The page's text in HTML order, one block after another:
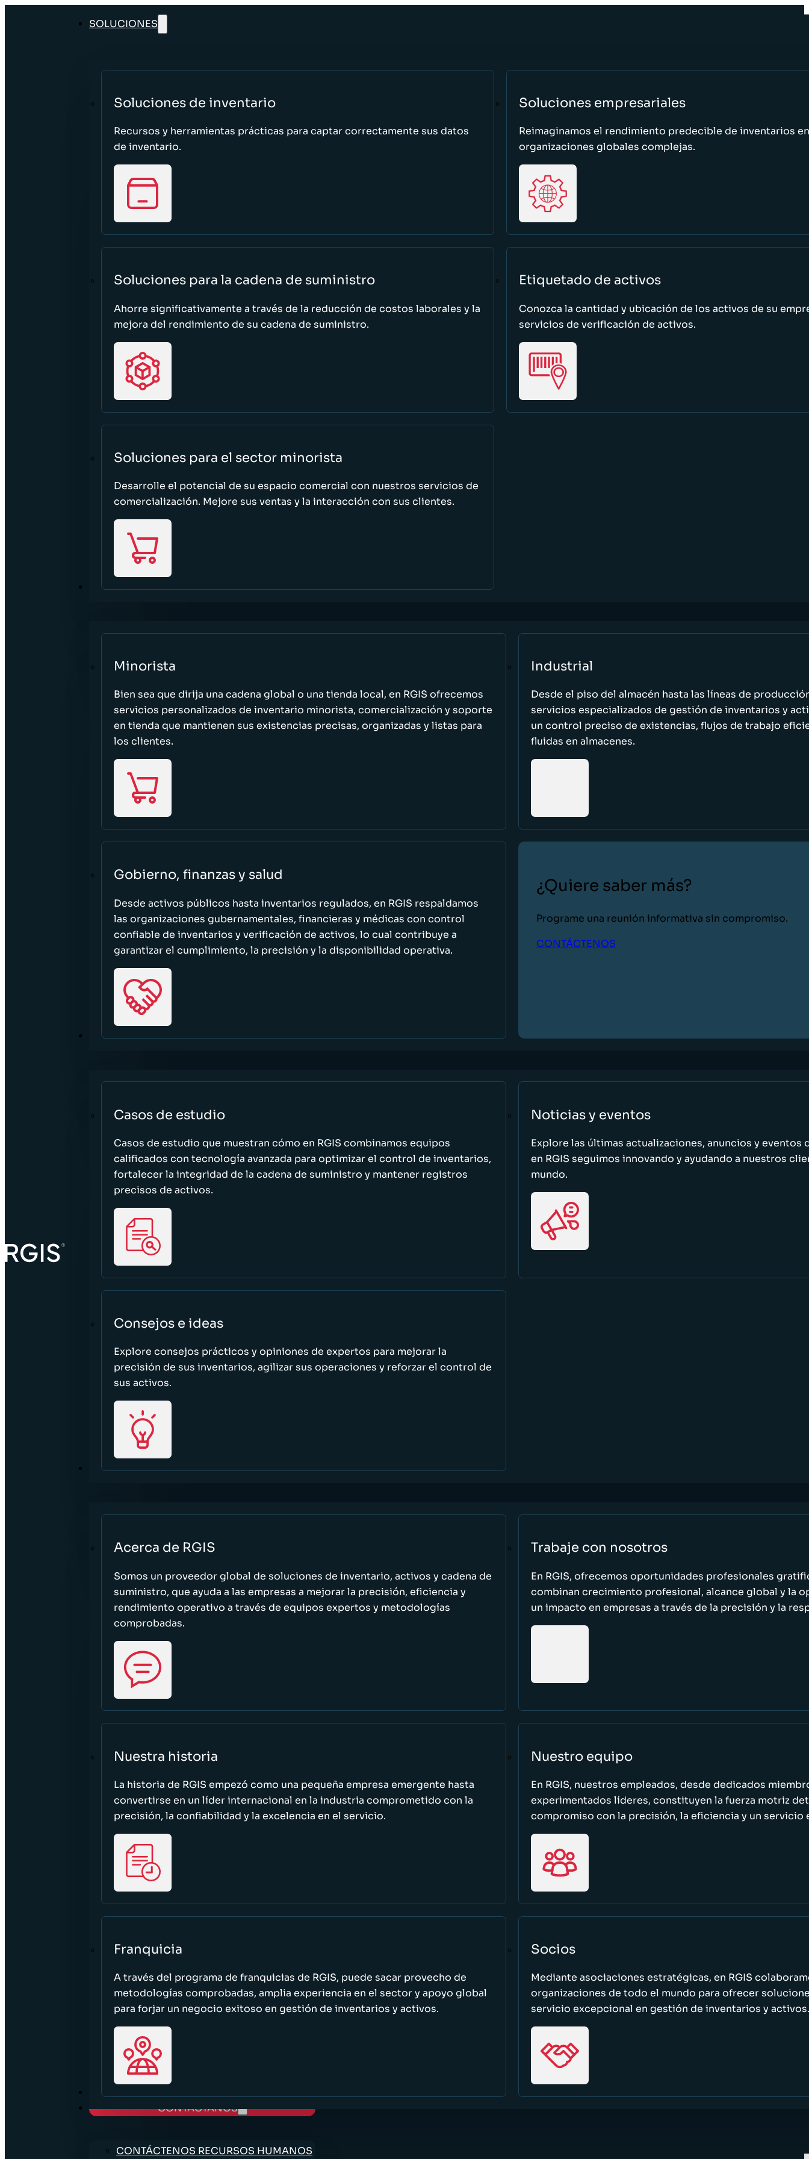
SOLUCIONES
Soluciones de inventario
Recursos y herramientas prácticas para captar correctamente sus datos
de inventario.
Soluciones empresariales
Reimaginamos el rendimiento predecible de inventarios en
organizaciones globales complejas.
Soluciones para la cadena de suministro
Ahorre significativamente a través de la reducción de costos laborales y la
mejora del rendimiento de su cadena de suministro.
Etiquetado de activos
Conozca la cantidad y ubicación de los activos de su
servicios de verificación de activos.
Soluciones para el sector minorista
Desarrolle el potencial de su espacio comercial con nuestros servicios de
comercialización. Mejore sus ventas y la interacción con sus clientes.
SECTORES
Minorista
Bien sea que dirija una cadena global o una tienda local, en RGIS ofrecemos
servicios personalizados de inventario minorista, comercialización y soporte
en tienda que mantienen sus existencias precisas, organizadas y listas para
los clientes.
Industrial
Desde el piso del almacén hasta las líneas de
servicios especializados de gestión de inventarios y
un control preciso de existencias, flujos de trabajo
fluidas en almacenes.
Gobierno, finanzas y salud
Desde activos públicos hasta inventarios regulados, en RGIS respaldamos
las organizaciones gubernamentales, financieras y médicas con control
confiable de inventarios y verificación de activos, lo cual contribuye a
garantizar el cumplimiento, la precisión y la disponibilidad operativa.
¿Quiere saber más?
Programe una reunión informativa sin compromiso.
CONTÁCTENOS
RECURSOS
Casos de estudio
Casos de estudio que muestran cómo en RGIS combinamos equipos
calificados con tecnología avanzada para optimizar el control de inventarios,
fortalecer la integridad de la cadena de suministro y mantener registros
precisos de activos.
Noticias y eventos
Explore las últimas actualizaciones, anuncios y eventos
en RGIS seguimos innovando y ayudando a nuestros
mundo.
Consejos e ideas
Explore consejos prácticos y opiniones de expertos para mejorar la
precisión de sus inventarios, agilizar sus operaciones y reforzar el control de
sus activos.
ACERCA DE
Acerca de RGIS
Somos un proveedor global de soluciones de inventario, activos y cadena de
suministro, que ayuda a las empresas a mejorar la precisión, eficiencia y
rendimiento operativo a través de equipos expertos y metodologías
comprobadas.
Trabaje con nosotros
En RGIS, ofrecemos oportunidades profesionales
combinan crecimiento profesional, alcance global y la
un impacto en empresas a través de la precisión y la
Nuestra historia
La historia de RGIS empezó como una pequeña empresa emergente hasta
convertirse en un líder internacional en la industria comprometido con la
precisión, la confiabilidad y la excelencia en el servicio.
Nuestro equipo
En RGIS, nuestros empleados, desde dedicados
experimentados líderes, constituyen la fuerza motriz
compromiso con la precisión, la eficiencia y un servicio
Franquicia
A través del programa de franquicias de RGIS, puede sacar provecho de
metodologías comprobadas, amplia experiencia en el sector y apoyo global
para forjar un negocio exitoso en gestión de inventarios y activos.
Socios
Mediante asociaciones estratégicas, en RGIS
organizaciones de todo el mundo para ofrecer
servicio excepcional en gestión de inventarios y activos.
TRABAJE CON NOSOTROS
CONTÁCTANOS
CONTÁCTENOS RECURSOS HUMANOS